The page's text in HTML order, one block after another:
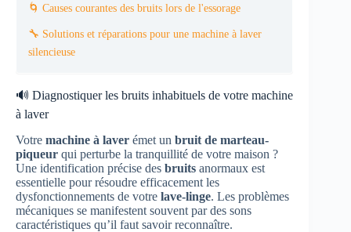
🌀 Causes courantes des bruits lors de l'essorage
🔧 Solutions et réparations pour une machine à laver
silencieuse
🔊 Diagnostiquer les bruits inhabituels de votre machine
à laver
Votre machine à laver émet un bruit de marteau-
piqueur qui perturbe la tranquillité de votre maison ?
Une identification précise des bruits anormaux est
essentielle pour résoudre efficacement les
dysfonctionnements de votre lave-linge. Les problèmes
mécaniques se manifestent souvent par des sons
caractéristiques qu’il faut savoir reconnaître.